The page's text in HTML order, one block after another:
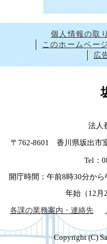
個人情報の取
このホームペー
広
法人
〒762-8601 香川県坂出市
Tel：
開庁時間：午前8時30分か
年始（12月
各課の業務案内・連絡先
Copyright (C)